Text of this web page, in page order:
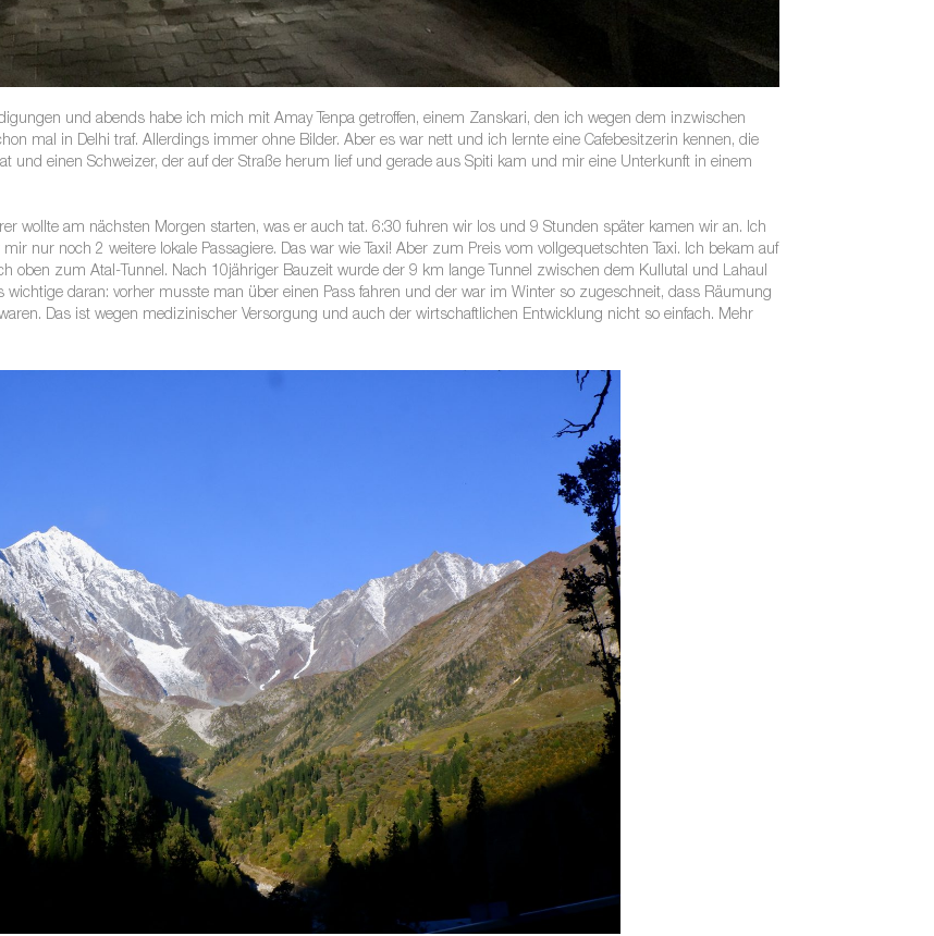
und abends habe ich mich mit Amay Tenpa getroffen, einem Zanskari, den ich wegen dem inzwischen
mal in Delhi traf. Allerdings immer ohne Bilder. Aber es war nett und ich lernte eine Cafebesitzerin kennen, die
und einen Schweizer, der auf der Straße herum lief und gerade aus Spiti kam und mir eine Unterkunft in einem
wollte am nächsten Morgen starten, was er auch tat. 6:30 fuhren wir los und 9 Stunden später kamen wir an. Ich
nur noch 2 weitere lokale Passagiere. Das war wie Taxi! Aber zum Preis vom vollgequetschten Taxi. Ich bekam auf
oben zum Atal-Tunnel. Nach 10jähriger Bauzeit wurde der 9 km lange Tunnel zwischen dem Kullutal und Lahaul
wichtige daran: vorher musste man über einen Pass fahren und der war im Winter so zugeschneit, dass Räumung
Das ist wegen medizinischer Versorgung und auch der wirtschaftlichen Entwicklung nicht so einfach. Mehr